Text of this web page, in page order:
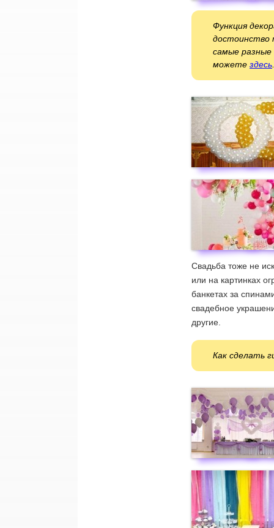
Функция
достоинство
самые разные
можете здесь
Свадьба тоже не
или на картинках
банкетах за
свадебное
другие.
Как сделать